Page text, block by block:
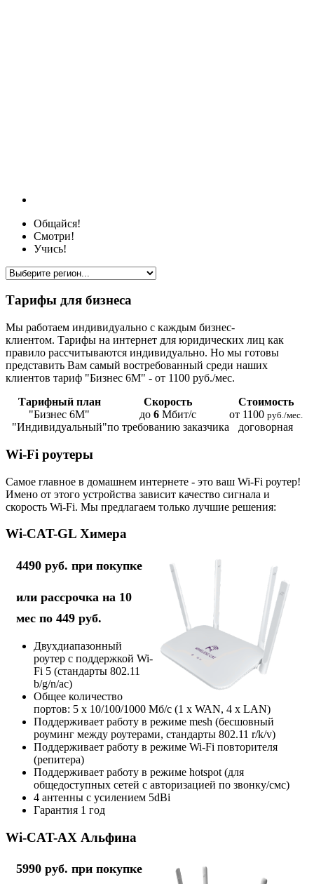
Общайся!
Смотри!
Учись!
Тарифы для бизнеса
Мы работаем индивидуально с каждым бизнес-
клиентом. Тарифы на интернет для юридических лиц как
правило рассчитываются индивидуально. Но мы готовы
представить Вам самый востребованный среди наших
клиентов тариф "Бизнес 6М" - от 1100 руб./мес.
Тарифный план
Скорость
Стоимость
"Бизнес 6М"
до 6 Мбит/с от 1100 руб./мес.
"Индивидуальный"по требованию заказчика договорная
Wi-Fi роутеры
Самое главное в домашнем интернете - это ваш Wi-Fi роутер!
Имено от этого устройства зависит качество сигнала и
скорость Wi-Fi. Мы предлагаем только лучшие решения:
Wi-CAT-GL Химера
4490 руб. при покупке
или рассрочка на 10
мес по 449 руб.
Двухдиапазонный
роутер с поддержкой Wi-
Fi 5 (стандарты 802.11
b/g/n/ac)
Общее количество
портов: 5 х 10/100/1000 Мб/с (1 x WAN, 4 x LAN)
Поддерживает работу в режиме mesh (бесшовный
роуминг между роутерами, стандарты 802.11 r/k/v)
Поддерживает работу в режиме Wi-Fi повторителя
(репитера)
Поддерживает работу в режиме hotspot (для
общедоступных сетей с авторизацией по звонку/смс)
4 антенны с усилением 5dBi
Гарантия 1 год
Wi-CAT-AX Альфина
5990 руб. при покупке